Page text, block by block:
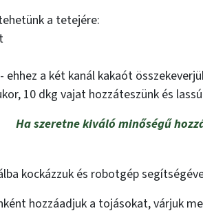
a tetejére:
a két kanál kakaót
10 dkg vajat hozzáteszünk és
Ha szeretne kiváló minőségű
kockázzuk és robotgép
hozzáadjuk a tojásokat, várjuk